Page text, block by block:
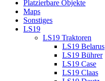
Platzierbare Objekte
Maps
Sonstiges
LS19
LS19 Traktoren
LS19 Belarus
LS19 Bührer
LS19 Case
LS19 Claas